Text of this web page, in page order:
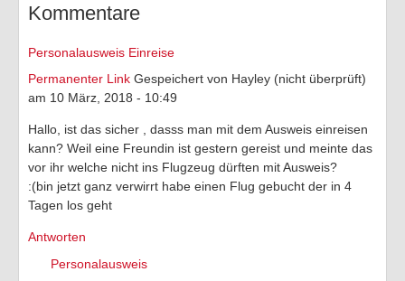
Kommentare
Personalausweis Einreise
Permanenter Link Gespeichert von Hayley (nicht überprüft)
am 10 März, 2018 - 10:49
Hallo, ist das sicher , dasss man mit dem Ausweis einreisen
kann? Weil eine Freundin ist gestern gereist und meinte das
vor ihr welche nicht ins Flugzeug dürften mit Ausweis?
:(bin jetzt ganz verwirrt habe einen Flug gebucht der in 4
Tagen los geht
Antworten
Personalausweis